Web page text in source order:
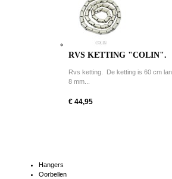
RVS KETTING "COLIN".
Rvs ketting. De ketting is 60 cm
8 mm...
€ 44,95
Hangers
Oorbellen